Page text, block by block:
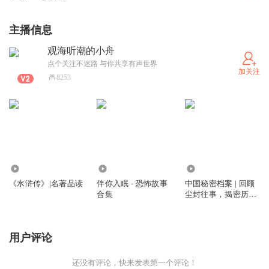
主播信息
观海听潮的小舟
点个关注不迷路 与你共享有声世界
8253
加关注
《水浒传》|名著品读
伴你入眠 - 恐怖故事
合集
中国秘密档案 | 回顾
尘封往事，揭密历史
用户评论
还没有评论，快来发表第一个评论！